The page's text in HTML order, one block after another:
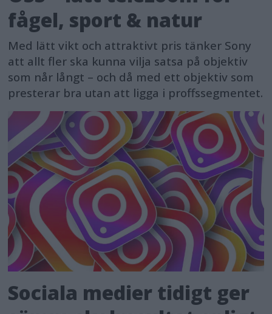
fågel, sport & natur
Med lätt vikt och attraktivt pris tänker Sony
att allt fler ska kunna vilja satsa på objektiv
som når långt – och då med ett objektiv som
presterar bra utan att ligga i proffssegmentet.
Sociala medier tidigt ger